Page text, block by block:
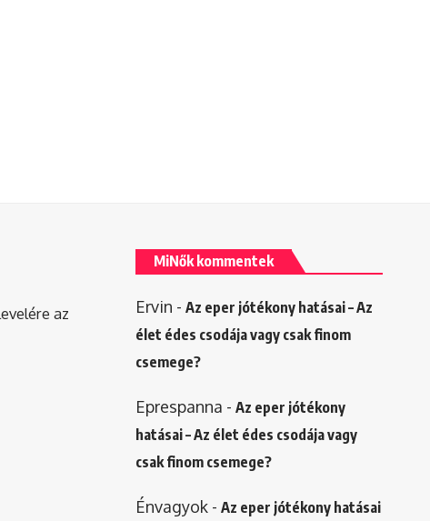
az
MiNők kommentek
Ervin - Az eper jótékony hatásai – Az
élet édes csodája vagy csak finom
csemege?
Eprespanna - Az eper jótékony
hatásai – Az élet édes csodája vagy
csak finom csemege?
Énvagyok- Az eper jótékony hatásai